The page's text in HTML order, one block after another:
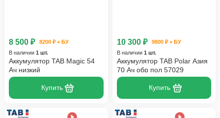
8 500 ₽
8200 ₽ + БУ
В наличии 1 шт.
Аккумулятор TAB Magic 54
Ач низкий
Купить
10 300 ₽
9800 ₽ + БУ
В наличии 1 шт.
Аккумулятор TAB Polar Азия
70 Ач обр пол 57029
Купить